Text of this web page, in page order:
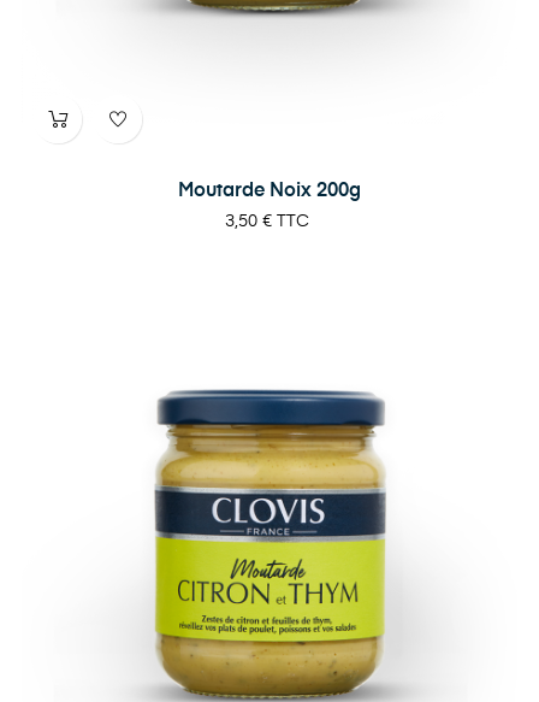
Moutarde Noix 200g
Prix
3,50 € TTC